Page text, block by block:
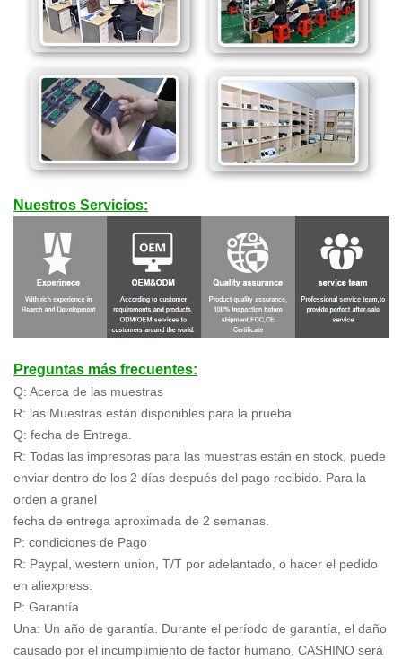
Nuestros Servicios:
Preguntas más frecuentes:
Q: Acerca de las muestras
R: las Muestras están disponibles para la prueba.
Q: fecha de Entrega.
R: Todas las impresoras para las muestras están en stock, puede
enviar dentro de los 2 días después del pago recibido. Para la
orden a granel
fecha de entrega aproximada de 2 semanas.
P: condiciones de Pago
R: Paypal, western union, T/T por adelantado, o hacer el pedido
en aliexpress.
P: Garantía
Una: Un año de garantía. Durante el período de garantía, el daño
causado por el incumplimiento de factor humano, CASHINO será